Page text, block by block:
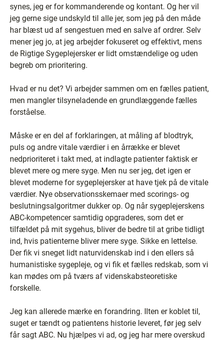
synes, jeg er for kommanderende og kontant. Og her vil
jeg gerne sige undskyld til alle jer, som jeg på den måde
har blæst ud af sengestuen med en salve af ordrer. Selv
mener jeg jo, at jeg arbejder fokuseret og effektivt, mens
de Rigtige Sygeplejersker er lidt omstændelige og uden
begreb om prioritering.
Hvad er nu det? Vi arbejder sammen om en fælles patient,
men mangler tilsyneladende en grundlæggende fælles
forståelse.
Måske er en del af forklaringen, at måling af blodtryk,
puls og andre vitale værdier i en årrække er blevet
nedprioriteret i takt med, at indlagte patienter faktisk er
blevet mere og mere syge. Men nu ser jeg, det igen er
blevet moderne for sygeplejersker at have tjek på de vitale
værdier. Nye observationsskemaer med scorings- og
beslutningsalgoritmer dukker op. Og når sygeplejerskens
ABC-kompetencer samtidig opgraderes, som det er
tilfældet på mit sygehus, bliver de bedre til at gribe tidligt
ind, hvis patienterne bliver mere syge. Sikke en lettelse.
Der fik vi sneget lidt naturvidenskab ind i den ellers så
humanistiske sygepleje, og vi fik et fælles redskab, som vi
kan mødes om på tværs af videnskabsteoretiske
forskelle.
Jeg kan allerede mærke en forandring. Ilten er koblet til,
suget er tændt og patientens historie leveret, før jeg selv
får sagt ABC. Nu hjælpes vi ad, og jeg har mere overskud